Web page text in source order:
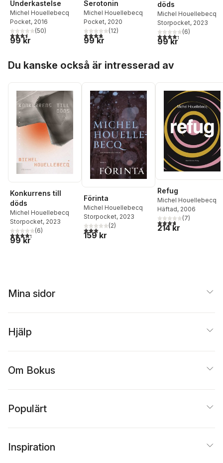
Underkastelse
Michel Houellebecq
Pocket, 2016
3,5utav 5 stjärnor. Totalt antal röster:
(50)
99 kr
Serotonin
Michel Houellebecq
Pocket, 2020
3,8utav 5 stjärnor. Totalt antal röster:
(12)
99 kr
döds
Michel Houellebecq
Storpocket, 2023
4,3utav 5 stjärnor.
(6)
99 kr
Du kanske också är intresserad av
Konkurrens till
döds
Michel Houellebecq
Storpocket, 2023
4,3utav 5 stjärnor. Totalt antal röster:
(6)
99 kr
Förinta
Michel Houellebecq
Storpocket, 2023
3,0utav 5 stjärnor. Totalt antal röster:
(2)
159 kr
Refug
Michel Houellebecq
Häftad, 2006
3,7utav 5 stjärnor.
(7)
214 kr
Mina sidor
Hjälp
Om Bokus
Populärt
Inspiration